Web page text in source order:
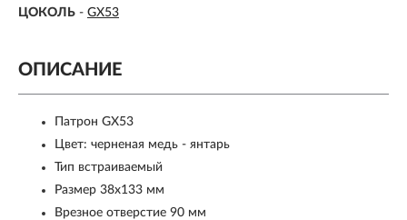
ЦОКОЛЬ - GX53
ОПИСАНИЕ
Патрон GX53
Цвет: черненая медь - янтарь
Тип встраиваемый
Размер 38x133 мм
Врезное отверстие 90 мм